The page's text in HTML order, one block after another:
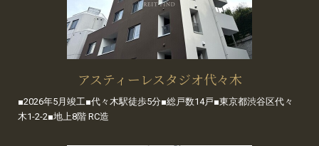
アスティーレスタジオ代々木
■2026年5月竣工■代々木駅徒歩5分■総戸数14戸■東京都渋谷区代々
木1-2-2■地上8階 RC造